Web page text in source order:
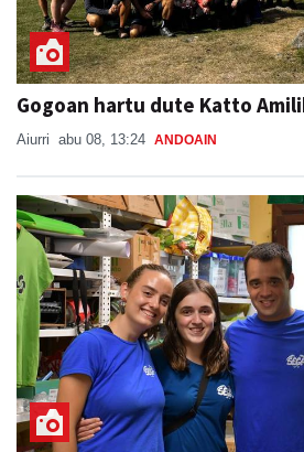
Gogoan hartu dute Katto
Aiurri abu 08, 13:24 ANDOAIN